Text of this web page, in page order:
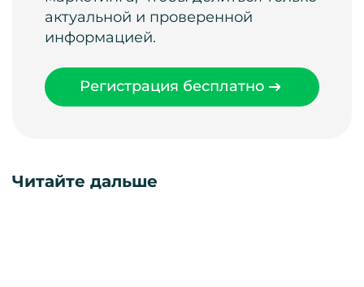
актуальной и проверенной
информацией.
Регистрация бесплатно
Читайте дальше